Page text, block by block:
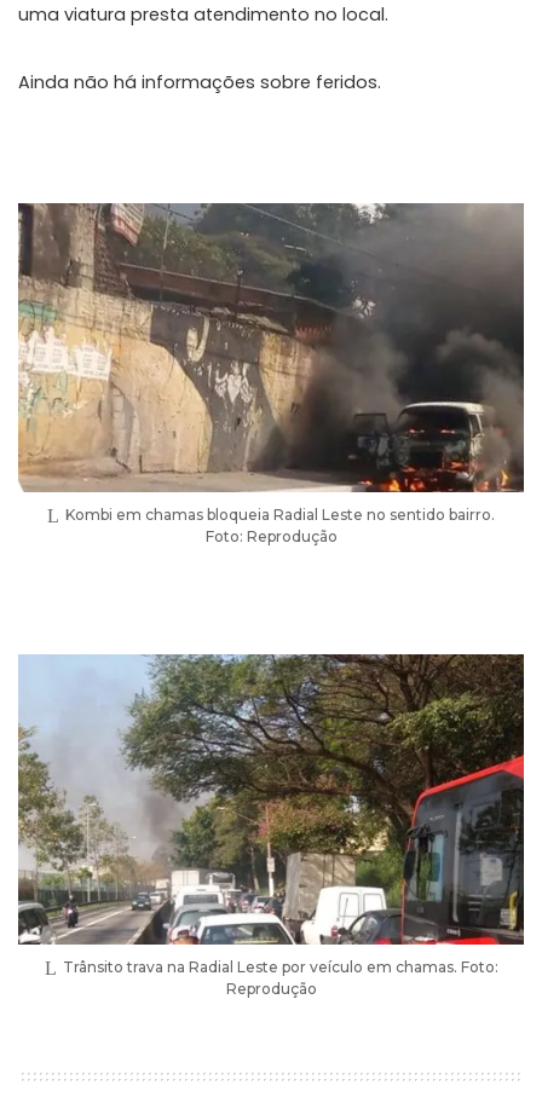
uma viatura presta atendimento no local.
Ainda não há informações sobre feridos.
Kombi em chamas bloqueia Radial Leste no sentido bairro.
Foto: Reprodução
Trânsito trava na Radial Leste por veículo em chamas. Foto:
Reprodução